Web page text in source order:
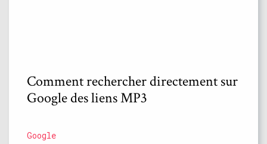
Comment rechercher directement sur
Google des liens MP3
Google